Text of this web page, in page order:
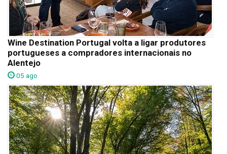
Wine Destination Portugal volta a ligar produtores
portugueses a compradores internacionais no
Alentejo
05 ago